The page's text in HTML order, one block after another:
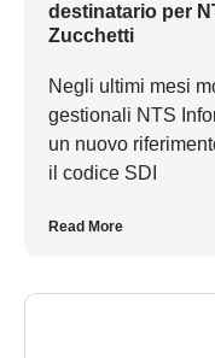
destinatario per
Zucchetti
Negli ultimi mesi
gestionali NTS
un nuovo
il codice SDI
Read More